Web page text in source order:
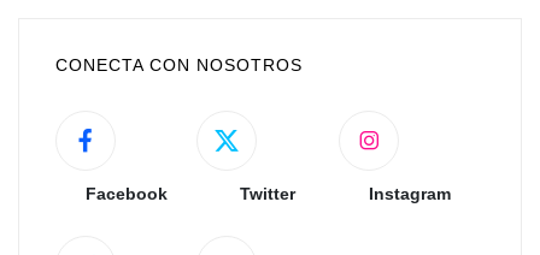
CONECTA CON NOSOTROS
Facebook Twitter Instagram